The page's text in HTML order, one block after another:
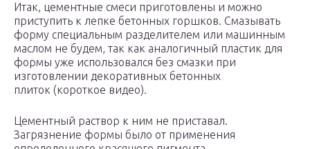
Итак, цементные смеси приготовлены и можно
приступить к лепке бетонных горшков. Смазывать
форму специальным разделителем или машинным
маслом не будем, так как аналогичный пластик для
формы уже использовался без смазки при
изготовлении декоративных бетонных
плиток (короткое видео).
Цементный раствор к ним не приставал.
Загрязнение формы было от применения